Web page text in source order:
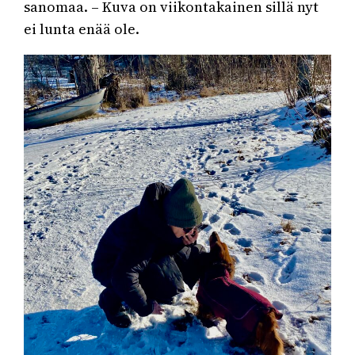
sanomaa. – Kuva on viikontakainen sillä nyt
ei lunta enää ole.